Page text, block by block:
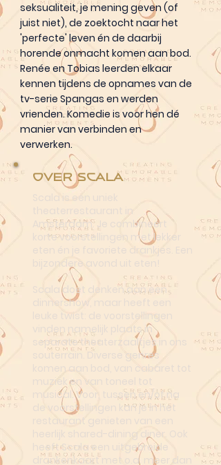
seksualiteit, je mening geven (of
juist niet), de zoektocht naar het
'perfecte' leven én de daarbij
horende onmacht komen aan bod.
Renée en Tobias leerden elkaar
kennen tijdens de opnames van de
tv-serie Spangas en werden
vrienden. Komedie is voor hen dé
manier van verbinden en
verwerken.
Over Scala
theaterrestaurant in
Amsterdam. Je combineert
korte voorstellingen met lekker
eten én je favoriete drankjes. Een
bijzondere avond uit eten!
Scala doet denken aan een
dinnershow, maar heeft een
leuke twist: de voorstellingen
vinden namelijk plaats in
separate theaterzaaltjes in ons
souterrain. Diverse genres
komen aan bod, van cabaret tot
muziek en van toneel tot
musical. Voor, tussen en/of na
de voorstellingen kan je in het
restaurant genieten van een
heerlijk shared-dining diner. Ook
heeft Scala een uitgebreide
drankenkaart met o.a. meer dan